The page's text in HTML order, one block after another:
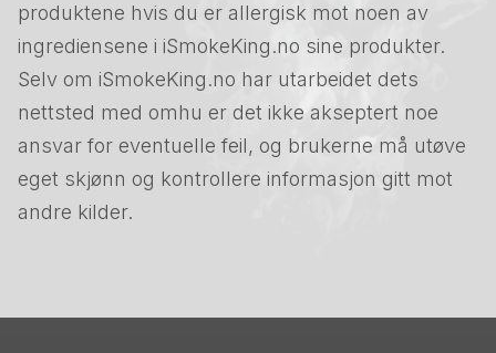
produktene hvis du er allergisk mot noen av
ingrediensene i iSmokeKing.no sine produkter.
Selv om iSmokeKing.no har utarbeidet dets
nettsted med omhu er det ikke akseptert noe
ansvar for eventuelle feil, og brukerne må utøve
eget skjønn og kontrollere informasjon gitt mot
andre kilder.